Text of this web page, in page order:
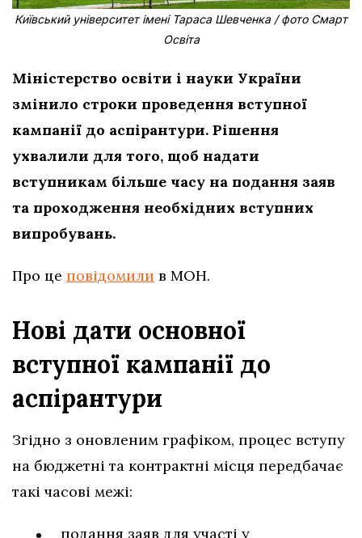
Київський університет імені Тараса Шевченка / фото Смарт
Освіта
Міністерство освіти і науки України
змінило строки проведення вступної
кампанії до аспірантури. Рішення
ухвалили для того, щоб надати
вступникам більше часу на подання заяв
та проходження необхідних вступних
випробувань.
Про це повідомили в МОН.
Нові дати основної
вступної кампанії до
аспірантури
Згідно з оновленим графіком, процес вступу
на бюджетні та контрактні місця передбачає
такі часові межі:
подання заяв для участі у